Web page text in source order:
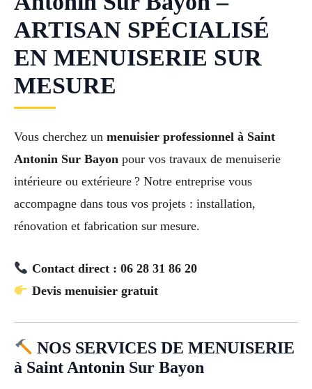
ARTISAN SPÉCIALISÉ
EN MENUISERIE SUR
MESURE
Vous cherchez un menuisier professionnel à Saint
Antonin Sur Bayon pour vos travaux de menuiserie
intérieure ou extérieure ? Notre entreprise vous
accompagne dans tous vos projets : installation,
rénovation et fabrication sur mesure.
Contact direct : 06 28 31 86 20
Devis menuisier gratuit
NOS SERVICES DE MENUISERIE
à Saint Antonin Sur Bayon